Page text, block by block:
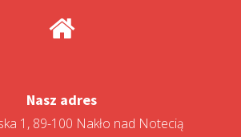
Nasz adres
1, 89-100 Nakło nad Notecią